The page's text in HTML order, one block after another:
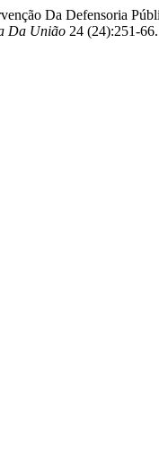
Da Defensoria
Da União 24 (24):251-